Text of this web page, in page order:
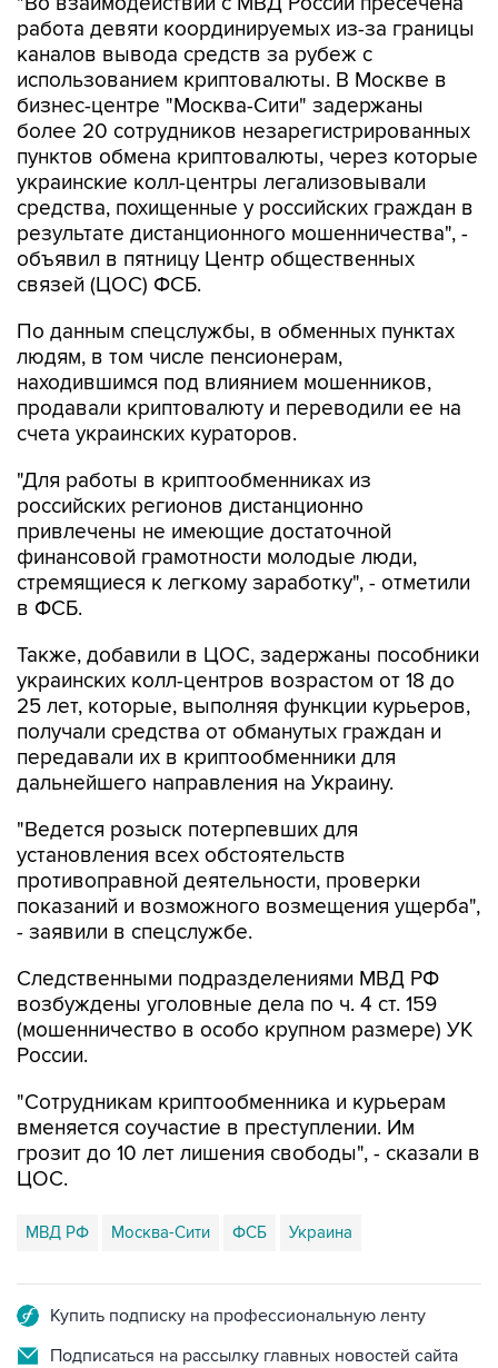
работа девяти координируемых из-за границы
каналов вывода средств за рубеж с
использованием криптовалюты. В Москве в
бизнес-центре "Москва-Сити" задержаны
более 20 сотрудников незарегистрированных
пунктов обмена криптовалюты, через которые
украинские колл-центры легализовывали
средства, похищенные у российских граждан в
результате дистанционного мошенничества", -
объявил в пятницу Центр общественных
связей (ЦОС) ФСБ.
По данным спецслужбы, в обменных пунктах
людям, в том числе пенсионерам,
находившимся под влиянием мошенников,
продавали криптовалюту и переводили ее на
счета украинских кураторов.
"Для работы в криптообменниках из
российских регионов дистанционно
привлечены не имеющие достаточной
финансовой грамотности молодые люди,
стремящиеся к легкому заработку", - отметили
в ФСБ.
Также, добавили в ЦОС, задержаны пособники
украинских колл-центров возрастом от 18 до
25 лет, которые, выполняя функции курьеров,
получали средства от обманутых граждан и
передавали их в криптообменники для
дальнейшего направления на Украину.
"Ведется розыск потерпевших для
установления всех обстоятельств
противоправной деятельности, проверки
показаний и возможного возмещения ущерба",
- заявили в спецслужбе.
Следственными подразделениями МВД РФ
возбуждены уголовные дела по ч. 4 ст. 159
(мошенничество в особо крупном размере) УК
России.
"Сотрудникам криптообменника и курьерам
вменяется соучастие в преступлении. Им
грозит до 10 лет лишения свободы", - сказали в
ЦОС.
МВД РФ Москва-Сити ФСБ Украина
Купить подписку на профессиональную ленту
Подписаться на рассылку главных новостей сайта